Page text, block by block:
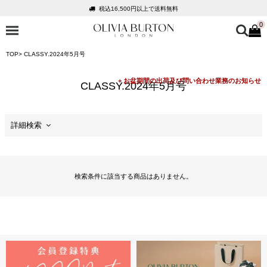
税込16,500円以上で送料無料
会員登録で1,000円分のポイントプレゼント
税込16,500円以上で送料無料
0
TOP CLASSY.2024年5月号
CLASSY.2024年5月号
詳細検索
ケースの形状
検索条件に該当する商品はありません。